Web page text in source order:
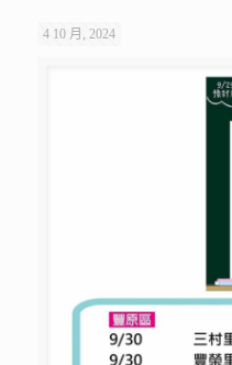
4 10 月, 2024